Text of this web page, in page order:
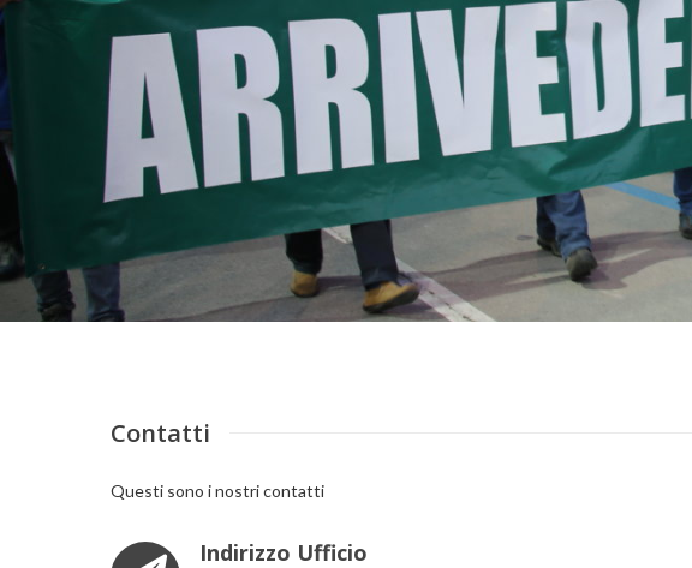
Contatti
Questi sono i nostri contatti
Indirizzo Ufficio